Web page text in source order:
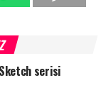
serisi